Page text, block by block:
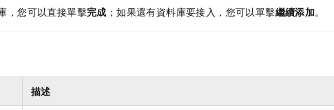
，您可以直接單擊完成 ；如果還有資料庫要接入，您可以單擊繼續添加。
描述